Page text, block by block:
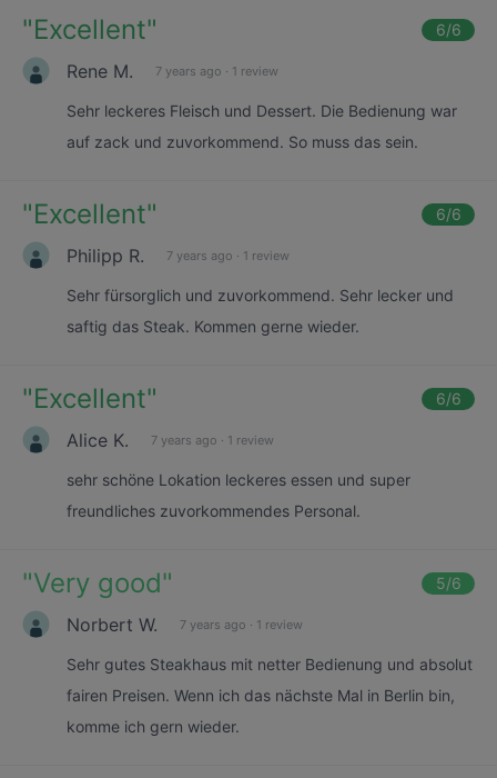
"Excellent" 6/6
Rene M. 7 years ago · 1 review
Sehr leckeres Fleisch und Dessert. Die Bedienung war
auf zack und zuvorkommend. So muss das sein.
"Excellent" 6/6
Philipp R. 7 years ago · 1 review
Sehr fürsorglich und zuvorkommend. Sehr lecker und
saftig das Steak. Kommen gerne wieder.
"Excellent" 6/6
Alice K. 7 years ago · 1 review
sehr schöne Lokation leckeres essen und super
freundliches zuvorkommendes Personal.
"Very good" 5/6
Norbert W. 7 years ago · 1 review
Sehr gutes Steakhaus mit netter Bedienung und absolut
fairen Preisen. Wenn ich das nächste Mal in Berlin bin,
komme ich gern wieder.